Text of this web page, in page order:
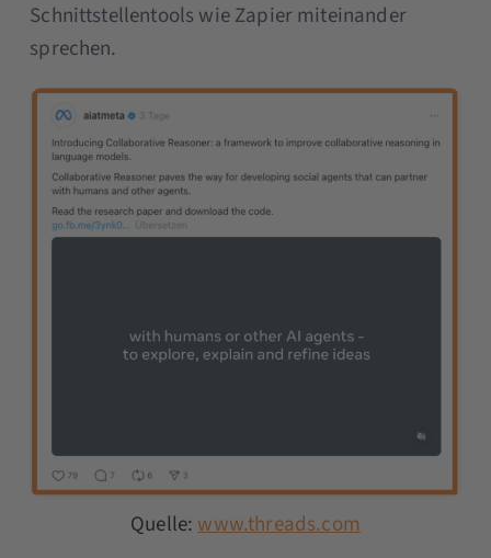
Schnittstellentools wie Zapier miteinander
sprechen.
Quelle:www.threads.com